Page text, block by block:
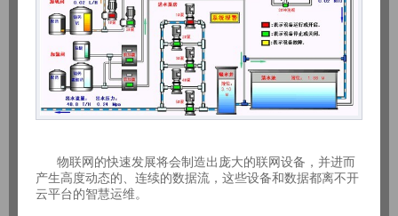
物联网的快速发展将会制造出庞大的联网设备，并进而
产生高度动态的、连续的数据流，这些设备和数据都离不开
云平台的智慧运维。